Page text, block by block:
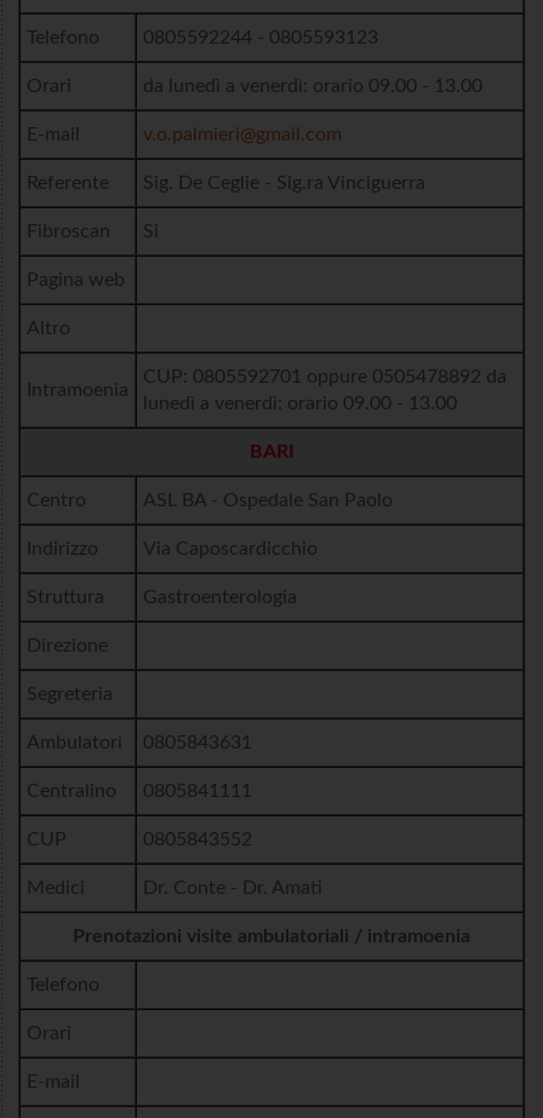
Telefono 0805592244 - 0805593123
Orari da lunedì a venerdì: orario 09.00 - 13.00
E-mail v.o.palmieri@gmail.com
Referente Sig. De Ceglie - Sig.ra Vinciguerra
Fibroscan Si
Pagina web
Altro
Intramoenia
CUP: 0805592701 oppure 0505478892 da
lunedì a venerdì: orario 09.00 - 13.00
BARI
Centro ASL BA - Ospedale San Paolo
Indirizzo Via Caposcardicchio
Struttura Gastroenterologia
Direzione
Segreteria
Ambulatori 0805843631
Centralino 0805841111
CUP 0805843552
Medici Dr. Conte - Dr. Amati
Prenotazioni visite ambulatoriali / intramoenia
Telefono
Orari
E-mail